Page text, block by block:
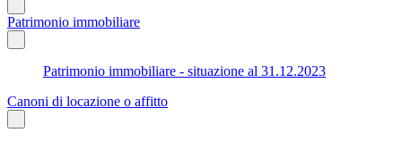
Patrimonio immobiliare
Patrimonio immobiliare - situazione al 31.12.2023
Canoni di locazione o affitto